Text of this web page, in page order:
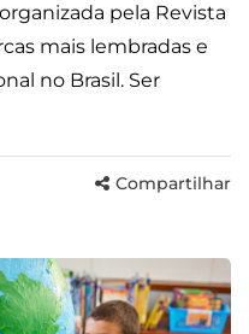
pela Revista
mais lembradas e
no Brasil. Ser
Compartilhar